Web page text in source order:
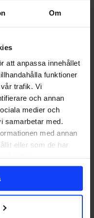
Om
att anpassa innehållet
funktioner
trafik. Vi
och annan
medier och
samarbetar med.
med annan
eller som de har
tjänster.
Checklistan
som
gör
dina
kanaler
semesterredo
semesterredo
ledighet. Men med rätt